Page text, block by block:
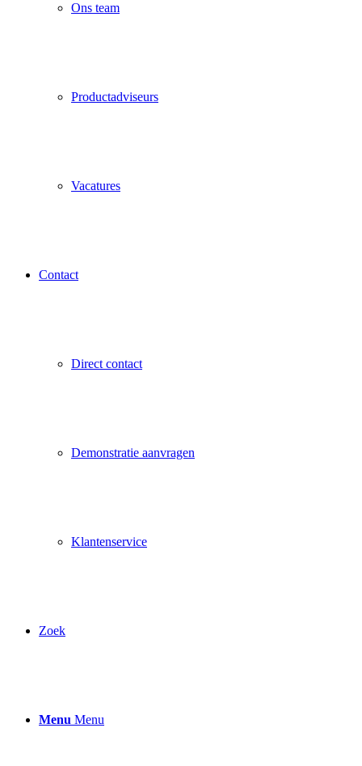
Ons team
Productadviseurs
Vacatures
Contact
Direct contact
Demonstratie aanvragen
Klantenservice
Zoek
Menu Menu